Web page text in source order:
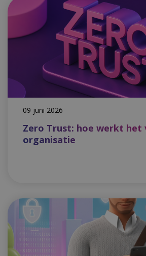
09 juni 2026
Zero Trust: hoe werkt het
organisatie